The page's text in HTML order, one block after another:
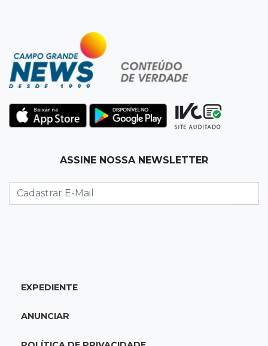
Chapadão do Sul
Homem é baleado após apontar revólver para
policiais militares
22:42Resumão
Palmeiras e Vasco confirmam vagas nas
Eleitorado aprova teste da urna, mas diz que
colinha será "fundamental"
Escolas municipais lideram notas do Ensino
ASSINE NOSSA NEWSLETTER
EXPEDIENTE
ANUNCIAR